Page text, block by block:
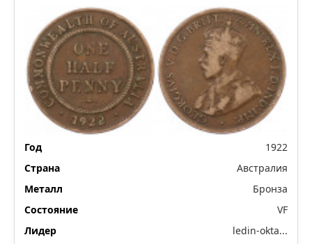
1922
Австралия
Бронза
VF
ledin-okta...